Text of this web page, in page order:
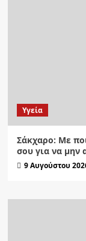
Υγεία
Σάκχαρο: Με
σου για να μην
9 Αυγούστου